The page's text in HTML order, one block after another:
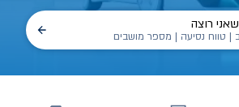
רוצה
| טווח נסיעה | מספר מושבים